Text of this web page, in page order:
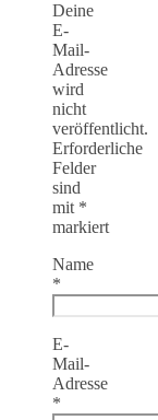
Deine
E-
Mail-
Adresse
wird
nicht
veröffentlicht.
Erforderliche
Felder
sind
mit *
markiert
Name
*
E-
Mail-
Adresse
*